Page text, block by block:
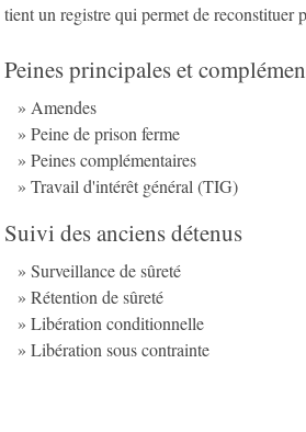
tient un registre qui permet de reconstituer
Peines principales et
Amendes
Peine de prison ferme
Peines complémentaires
Travail d'intérêt général (TIG)
Suivi des anciens détenus
Surveillance de sûreté
Rétention de sûreté
Libération conditionnelle
Libération sous contrainte